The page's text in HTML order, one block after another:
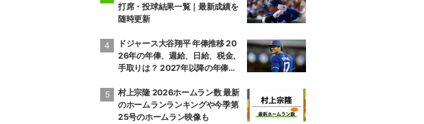
打席・投球結果一覧｜最新成績を
随時更新
ドジャース大谷翔平 年俸推移 20
26年の年俸、週給、日給、税金、
手取りは？ 2027年以降の年俸推
村上宗隆 2026ホームラン数 最新
のホームランランキングや今季第
25号のホームラン映像も